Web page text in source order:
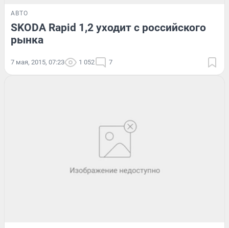
АВТО
SKODA Rapid 1,2 уходит с российского
рынка
7 мая, 2015, 07:23 1 052 7